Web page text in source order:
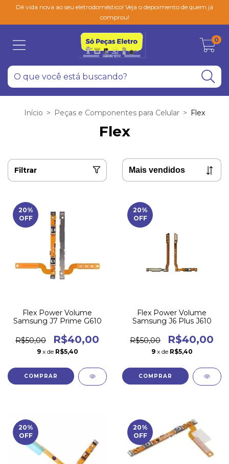
Dê vida nova ao seu eletrodoméstico! Veja o depoimento de quem já
comprou!
0
Início > Peças e Componentes para Celular > Flex
Flex
Filtrar
20%
OFF
Flex Power Volume
Samsung J7 Prime G610
R$50,00 R$40,00
9 x de R$5,40
20%
OFF
Flex Power Volume
Samsung J6 Plus J610
R$50,00 R$40,00
9 x de R$5,40
20%
OFF
20%
OFF